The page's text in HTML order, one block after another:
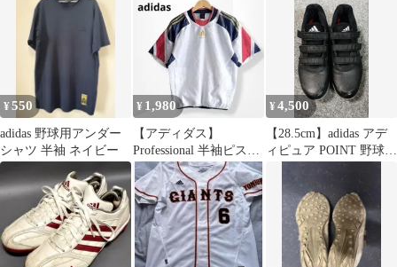
¥550
adidas 野球用アンダー
シャツ 半袖 ネイビー
¥ 1,980
【アディダス】
Professional 半袖ピステ
Vネック 白紺赤 野球 JS
¥4,500
【28.5cm】adidas アデ
ィピュア POINT 野球
ポイントスパイク